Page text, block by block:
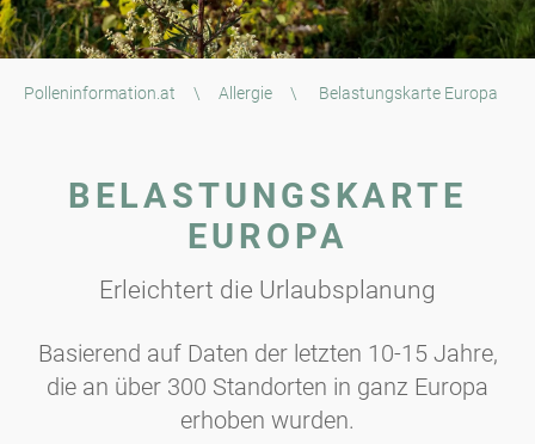
Polleninformation.at \ Allergie \ Belastungskarte Europa
BELASTUNGSKARTE
EUROPA
Erleichtert die Urlaubsplanung
Basierend auf Daten der letzten 10-15 Jahre,
die an über 300 Standorten in ganz Europa
erhoben wurden.